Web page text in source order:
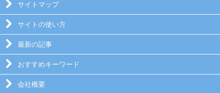
サイトマップ
サイトの使い方
最新の記事
おすすめキーワード
会社概要